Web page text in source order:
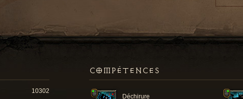
COMPÉTENCES
Déchirure
10302